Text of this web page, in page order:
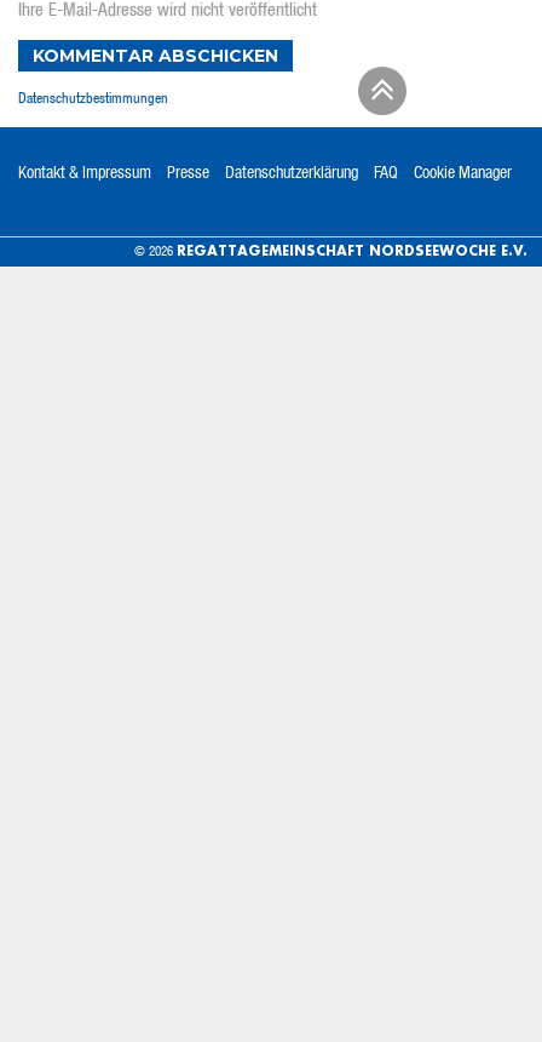
Ihre E-Mail-Adresse wird nicht veröffentlicht
KOMMENTAR ABSCHICKEN
Datenschutzbestimmungen
Kontakt & Impressum Presse Datenschutzerklärung FAQ Cookie Manager
© 2026 REGATTAGEMEINSCHAFT NORDSEEWOCHE E.V.